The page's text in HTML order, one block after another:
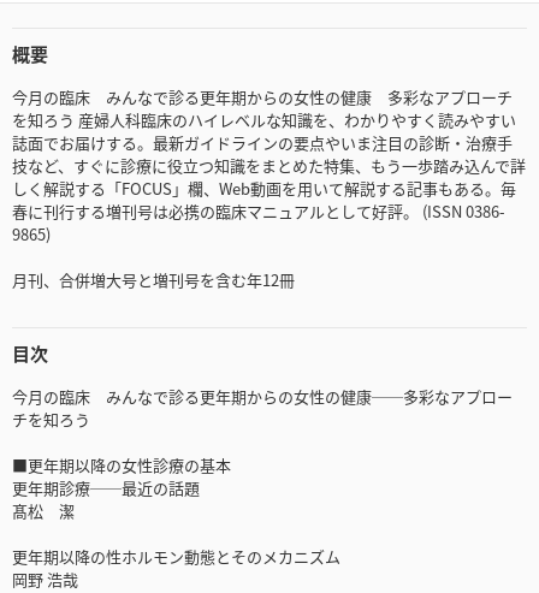
概要
今月の臨床 みんなで診る更年期からの女性の健康 多彩なアプローチ
を知ろう 産婦人科臨床のハイレベルな知識を、わかりやすく読みやすい
誌面でお届けする。最新ガイドラインの要点やいま注目の診断・治療手
技など、すぐに診療に役立つ知識をまとめた特集、もう一歩踏み込んで詳
しく解説する「FOCUS」欄、Web動画を用いて解説する記事もある。毎
春に刊行する増刊号は必携の臨床マニュアルとして好評。 (ISSN 0386-
9865)
月刊、合併増大号と増刊号を含む年12冊
目次
今月の臨床 みんなで診る更年期からの女性の健康──多彩なアプロー
チを知ろう
■更年期以降の女性診療の基本
更年期診療──最近の話題
髙松 潔
更年期以降の性ホルモン動態とそのメカニズム
岡野 浩哉